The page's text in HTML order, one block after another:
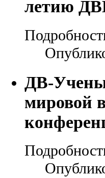
летию
ДВ-
мировой